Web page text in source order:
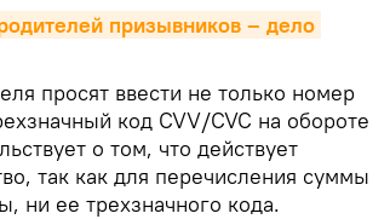
призывников – дело
просят ввести не только номер
код CVV/CVC на обороте
о том, что действует
так как для перечисления суммы
ни ее трехзначного кода.